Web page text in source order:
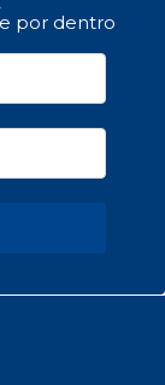
por dentro